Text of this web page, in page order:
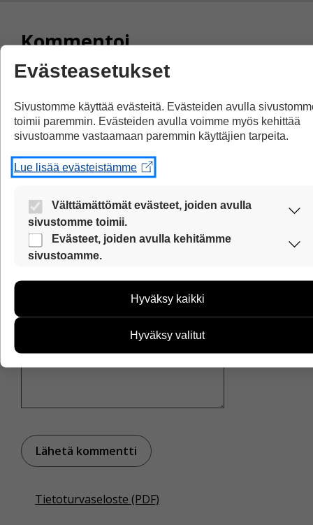
Kommentoi
Voit kirjoittaa mielipiteesi
uutisesta
kommenttilaatikkoon.
Sinun pitää kirjoittaa myös
nimesi tai keksiä nimimerkki.
Nimi tai nimimerkki:First
and
Kommentti
Tietoturvaseloste (PDF)
Evästeasetukset
Sivustomme käyttää evästeitä. Evästeiden avulla
toimii paremmin. Evästeiden avulla voimme myös kehittää
sivustoamme vastaamaan paremmin käyttäjien tarpeita.
Lue lisää evästeistämme
Välttämättömät evästeet, joiden avulla
sivustomme toimii.
Nämä evästeet ovat aina käytössä, jotta sivustoamme
voi käyttää sujuvasti ja turvallisesti.
Evästeet, joiden avulla kehitämme
sivustoamme.
sivustoamme vastaamaan paremmin käyttäjien tarpeita.
Tietoa kerätään esimerkiksi kävijämääristä ja siitä, mitä
sivuja käytetään ja miten sivuilla liikutaan. Emme
kuitenkaan kerää henkilötietoja kuten nimiä, eikä tietoja
Hyväksy kaikki
Hyväksy valitut